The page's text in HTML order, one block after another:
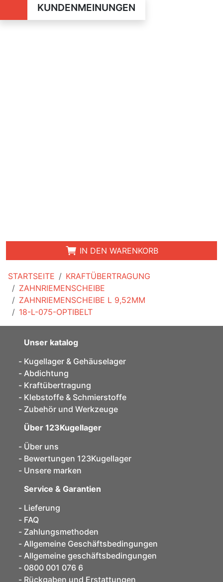
STARTSEITE
KRAFTÜBERTRAGUNG
ZAHNRIEMENSCHEIBE
ZAHNRIEMENSCHEIBE L 9,52MM
18-L-075-OPTIBELT
KUNDENMEINUNGEN
IN DEN WARENKORB
Unser katalog
Kugellager & Gehäuselager
Abdichtung
Kraftübertragung
Klebstoffe & Schmierstoffe
Zubehör und Werkzeuge
Über 123Kugellager
Über uns
Bewertungen 123Kugellager
Unsere marken
Service & Garantien
Lieferung
FAQ
Zahlungsmethoden
Allgemeine Geschäftsbedingungen
Allgemeine geschäftsbedingungen
0800 001 076 6
Rückgaben und Erstattungen